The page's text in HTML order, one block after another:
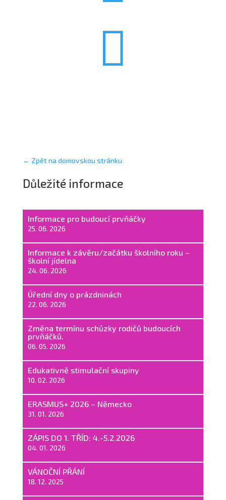

← Zpět na domovskou stránku
Důležité informace
Informace pro budoucí prvňáčky
25. 06. 2026
Informace k závěru/začátku školního roku –
školní jídelna
24. 06. 2026
Úřední dny o prázdninách
22. 06. 2026
Změna termínu schůzky rodičů budoucích
prvňáčků.
06. 05. 2026
Edukativně stimulační skupiny
10. 02. 2026
ERASMUS+ 2026 – Německo
31. 01. 2026
ZÁPIS DO 1. TŘÍD: 4.-5.2.2026
04. 01. 2026
VÁNOČNÍ PŘÁNÍ
18. 12. 2025